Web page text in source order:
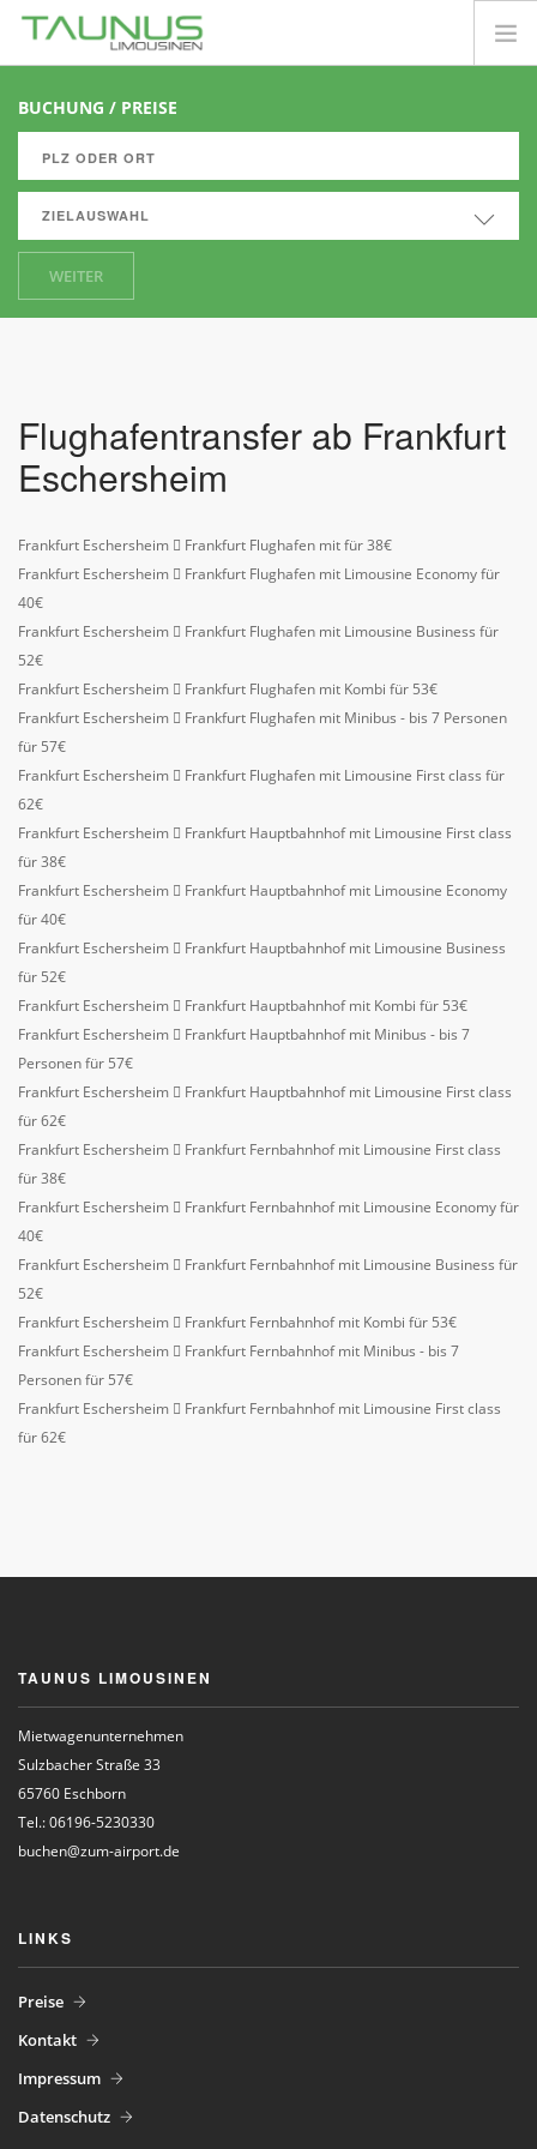
FLUGHAFENTRANSFER
FIRMENKUNDEN
INFORMATIONEN
CLUB SHUTTLE
PREISE
BUCHUNG / PREISE
ZIELAUSWAHL
WEITER
Flughafentransfer ab Frankfurt
Eschersheim
Frankfurt Eschersheim
Frankfurt Flughafen mit für 38€
Frankfurt Eschersheim
Frankfurt Flughafen mit Limousine Economy für
40€
Frankfurt Eschersheim
Frankfurt Flughafen mit Limousine Business für
52€
Frankfurt Eschersheim
Frankfurt Flughafen mit Kombi für 53€
Frankfurt Eschersheim
Frankfurt Flughafen mit Minibus - bis 7 Personen
für 57€
Frankfurt Eschersheim
Frankfurt Flughafen mit Limousine First class für
62€
Frankfurt Eschersheim
Frankfurt Hauptbahnhof mit Limousine First class
für 38€
Frankfurt Eschersheim
Frankfurt Hauptbahnhof mit Limousine Economy
für 40€
Frankfurt Eschersheim
Frankfurt Hauptbahnhof mit Limousine Business
für 52€
Frankfurt Eschersheim
Frankfurt Hauptbahnhof mit Kombi für 53€
Frankfurt Eschersheim
Frankfurt Hauptbahnhof mit Minibus - bis 7
Personen für 57€
Frankfurt Eschersheim
Frankfurt Hauptbahnhof mit Limousine First class
für 62€
Frankfurt Eschersheim
Frankfurt Fernbahnhof mit Limousine First class
für 38€
Frankfurt Eschersheim
Frankfurt Fernbahnhof mit Limousine Economy für
40€
Frankfurt Eschersheim
Frankfurt Fernbahnhof mit Limousine Business für
52€
Frankfurt Eschersheim
Frankfurt Fernbahnhof mit Kombi für 53€
Frankfurt Eschersheim
Frankfurt Fernbahnhof mit Minibus - bis 7
Personen für 57€
Frankfurt Eschersheim
Frankfurt Fernbahnhof mit Limousine First class
für 62€
TAUNUS LIMOUSINEN
Mietwagenunternehmen
Sulzbacher Straße 33
65760 Eschborn
Tel.: 06196-5230330
buchen@zum-airport.de
LINKS
Preise
Kontakt
Impressum
Datenschutz